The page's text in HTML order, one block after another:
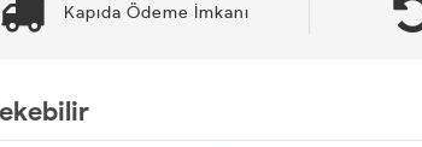
Kapıda Ödeme İmkanı